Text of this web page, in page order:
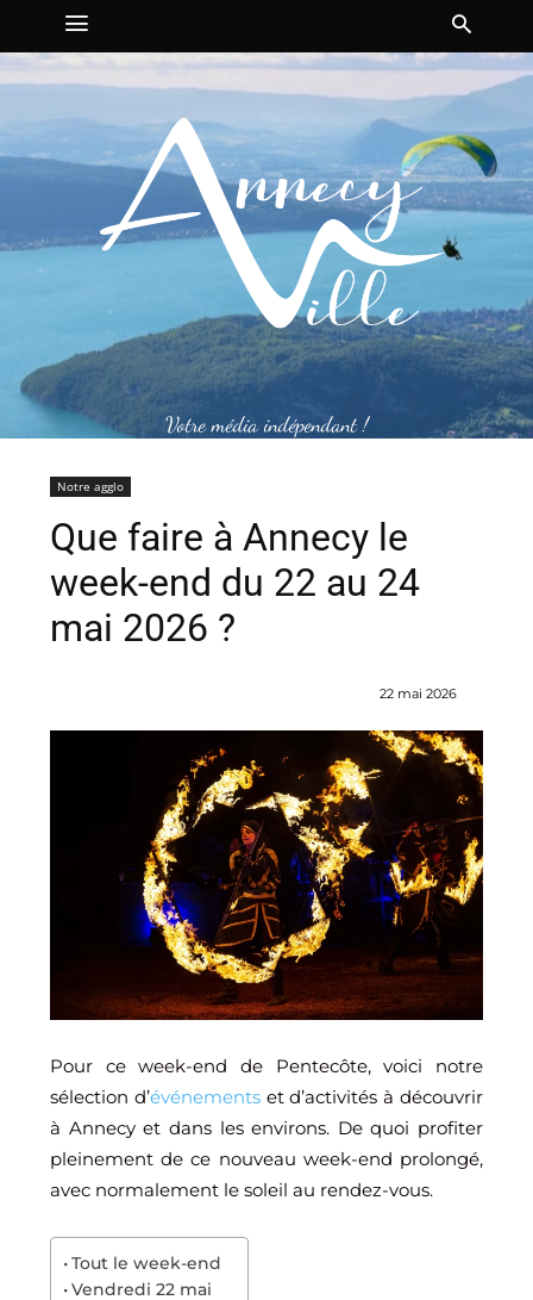
Votre média indépendant !
Notre agglo
Que faire à Annecy le
week-end du 22 au 24
mai 2026 ?
22 mai 2026
Pour ce week-end de Pentecôte, voici notre
sélection d’événementset d’activités à découvrir
à Annecy et dans les environs. De quoi profiter
pleinement de ce nouveau week-end prolongé,
avec normalement le soleil au rendez-vous.
Tout le week-end
Vendredi 22 mai